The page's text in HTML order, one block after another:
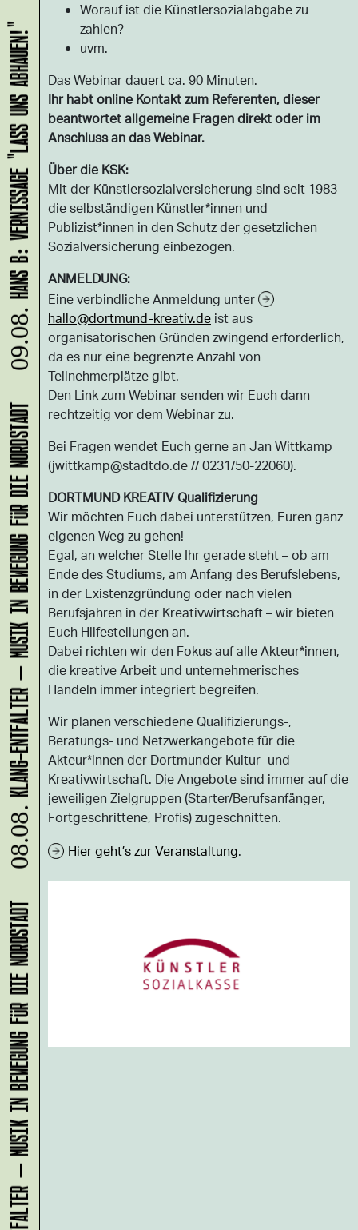
Worauf ist die Künstlersozialabgabe zu
zahlen?
uvm.
Das Webinar dauert ca. 90 Minuten.
Ihr habt online Kontakt zum Referenten, dieser
beantwortet allgemeine Fragen direkt oder im
Anschluss an das Webinar.
Über die KSK:
Mit der Künstlersozialversicherung sind seit 1983
die selbständigen Künstler*innen und
Publizist*innen in den Schutz der gesetzlichen
Sozialversicherung einbezogen.
ANMELDUNG:
Eine verbindliche Anmeldung unter
hallo@dortmund-kreativ.de ist aus
organisatorischen Gründen zwingend erforderlich,
da es nur eine begrenzte Anzahl von
Teilnehmerplätze gibt.
Den Link zum Webinar senden wir Euch dann
rechtzeitig vor dem Webinar zu.
Bei Fragen wendet Euch gerne an Jan Wittkamp
(jwittkamp@stadtdo.de // 0231/50-22060).
DORTMUND KREATIV Qualifizierung
Wir möchten Euch dabei unterstützen, Euren ganz
eigenen Weg zu gehen!
Egal, an welcher Stelle Ihr gerade steht – ob am
Ende des Studiums, am Anfang des Berufslebens,
in der Existenzgründung oder nach vielen
Berufsjahren in der Kreativwirtschaft – wir bieten
Euch Hilfestellungen an.
Dabei richten wir den Fokus auf alle Akteur*innen,
die kreative Arbeit und unternehmerisches
Handeln immer integriert begreifen.
Wir planen verschiedene Qualifizierungs-,
Beratungs- und Netzwerkangebote für die
Akteur*innen der Dortmunder Kultur- und
Kreativwirtschaft. Die Angebote sind immer auf die
jeweiligen Zielgruppen (Starter/Berufsanfänger,
Fortgeschrittene, Profis) zugeschnitten.
Hier geht’s zur Veranstaltung.
KLANG-ENTFALTER – MUSIK IN BEWEGUNG FÜR DIE NORDSTADT
08.08.
KLANG-ENTFALTER – MUSIK IN BEWEGUNG FÜR DIE NORDSTADT
09.08.
HANS B: VERNISSAGE "LASS UNS ABHAUEN!"